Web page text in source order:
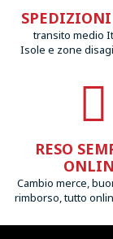
transito medio
Isole e zone
RESO
Cambio merce,
rimborso, tutto